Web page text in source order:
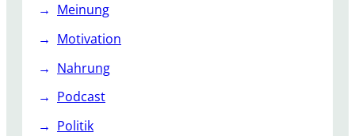
Meinung
Motivation
Nahrung
Podcast
Politik